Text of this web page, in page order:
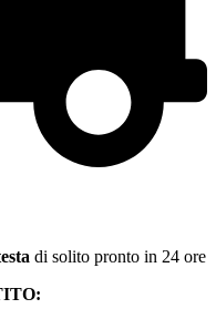
di solito pronto in 24 ore